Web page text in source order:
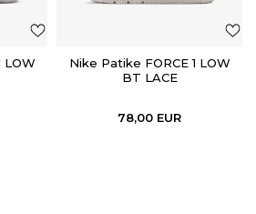
LOW
Nike Patike FORCE 1 LOW
BT LACE
78,00 EUR